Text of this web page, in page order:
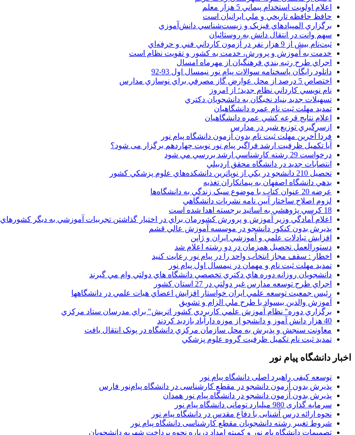
اعلام اولويت استخدام پيماني 5 هزار معلم
حافظ حافظه تاريخي و ملي ايرانيان است
برگزاري المپيادهاي فيزيک و زيست‌شناسي دانش‌آموزي
سهم وانت در انتقال دانش به روستائيان
ثبت‌نام بيش از 9 هزار نفر در آزمون کارداني فني و حرفه‌اي
خدمت به آموزش و پرورش، خدمت به کشور و تقويت نظام است
اجراي طرح رتبه بندي فرهنگيان از مهرماه امسال
دانلود رایگان پاسخنامه سوالات پیام نور نیمسال اول 93-92
اختصاص 5 درصد از محل عوارض گاز مصرفي براي نوسازي مدارس
نام نويسي کارداني نظام جديد؛ از امروز
تسهيلات جديد بنياد نخبگان به دانشجويان دکتري
تمديد مهلت ثبت نام عمره دانشگاهيان
اعلام نتايج قرعه کشي عمره دانشگاهيان
ازسرگيري توزيع شير در مدارس
فردا آخرین مهلت ثبت نام بدون آزمون دانشگاه پیام نور
آیا تکمیل ظرفیت ارشد فراگیر پیام نور نوبت چهاردهم برگزار می شود؟
درخواست 29 رشته کارشناسي ارشد بررسي مي شود
انتصابات جديد در دانشگاه محقق اردبيلي
تحصيل 210 دانشجو در يکي از نوپاترين دانشکده‌هاي علوم پزشکي کشور
بدهي دانشگاه اصفهان به پيمانکاران تغذيه
عرضه 20 عنوان کتاب با موضوع سبک زندگي به دانشگاه‌ها
لزوم اصلاح ساختار آيين نامه نشريات دانشگاهي
18 کرسي پژوهشي به اساتيد برجسته اهدا شده است
اعلام آمادگي وزير آموزش و پرورش کشورمان براي در اختيار گذاشتن تجربيات آموزشي به ديگر کشورهاي
پذيرش بدون کنکور دانشجو در موسسه آموزش عالي قشم
افزايش تبادلات علمي و آموزشي ايران و ژاپن
دستورالعمل تحصیل همزمان در دو رشته اعلام شد
اخطار : سقف مجاز انتخاب واحد را در پیام نور رعایت کنید
تمدید مهلت ثبت نام و مهمان در نیمسال اول پیام نور
دانشجويان روزانه دوره هاي دكتري تخصصي دانشگاه هاي دولتي وام مي گيرند
اجراي طرح توسعه مدارس غير دولتي در 27 استان کشور
رئيس جمعيت توسعه علمي ايران خواستار افزايش اعضاي هيات علمي در دانشگاهها
آموزش والدين بيسواد با طرح ملي الزام و تشويق
برگزاري دوره" نظام آموزش علمي كاربردي كشور اتريش" براي مدرسان ستاد مرکزي
40 هزار دانش آموز و دانشجو از موزه دارآباد بازديد کردند
معاونت سنجش و پذيرش به محل سازمان مرکزي دانشگاه در پونک انتقال يافت
تمديد ثبت نام تکميل ظرفيت گروه علوم پزشکي
اخبار دانشگاه پیام نور
توسعه کیفی راهبرد اصلی دانشگاه پیام نور
پذیرش بدون آزمون دانشجو در مقطع کارشناسی در دانشگاه پیام‌نور فارس
پذیرش بدون آزمون دانشجو در دانشگاه پیام نور همدان
سرمایه گذاری 980 میلیارد تومانی دانشگاه پیام نور
نحوه ارائه درس آشنایی با دفاع مقدس در دانشگاه پیام نور
شروط تغییر رشته دانشجویان مقطع کارشناسی دانشگاه پیام نور
تصمیمات دانشگاه یام نور و کمیته امداد درباره نحوه پرداخت شهریه دانشجویان